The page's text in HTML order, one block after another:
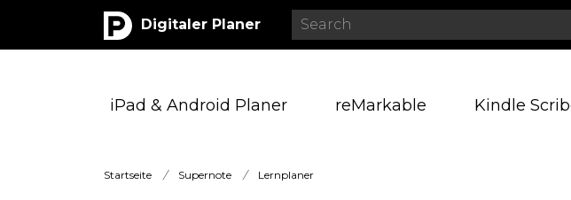
Digitaler Planer
iPad & Android Planer reMarkable Kindle
Startseite / Supernote / Lernplaner